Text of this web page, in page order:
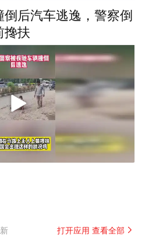
后汽车逃逸，警察倒
搀扶
打开应用 查看全部